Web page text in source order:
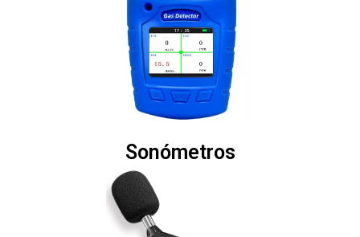
Sonómetros